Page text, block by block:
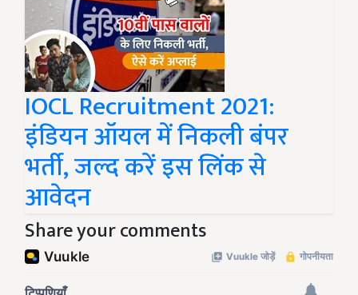
IOCL Recruitment 2021:
इंडियन ऑयल में निकली बंपर
भर्ती, जल्द करें इस लिंक से
आवेदन
Share your comments